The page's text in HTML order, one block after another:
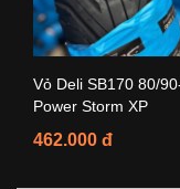
Vỏ Deli SB170 80/
Power Storm XP
462.000 đ